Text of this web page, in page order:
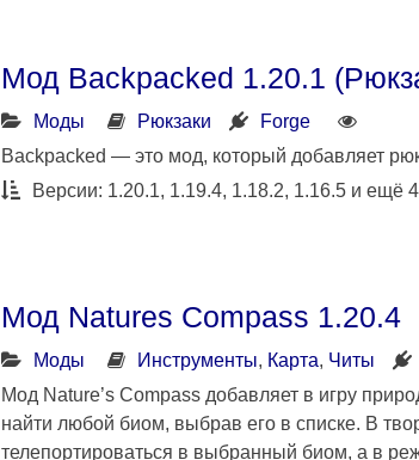
Мод Backpacked 1.20.1
Моды Рюкзаки
Forge
Backpacked — это мод, который добавляет
Версии: 1.20.1, 1.19.4, 1.18.2, 1.16.5 и ещё 4
Мод Natures Compass 1.20.4
Моды Инструменты, Карта, Читы
Мод Nature’s Compass добавляет в игру
найти любой биом, выбрав его в списке. В
телепортироваться в выбранный биом, а в